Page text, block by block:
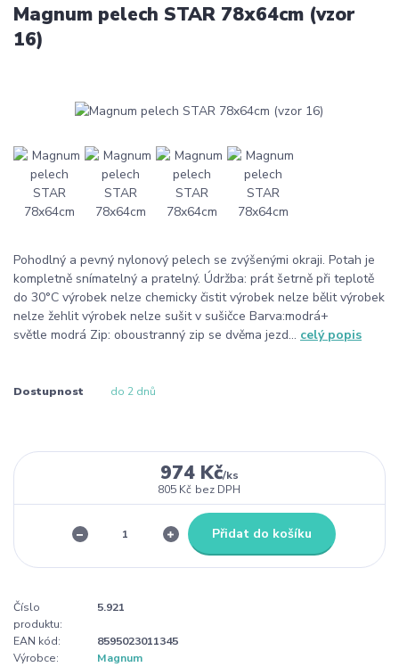
Magnum pelech STAR 78x64cm (vzor
16)
Pohodlný a pevný nylonový pelech se zvýšenými okraji. Potah je
kompletně snímatelný a pratelný. Údržba: prát šetrně při teplotě
do 30°C výrobek nelze chemicky čistit výrobek nelze bělit výrobek
nelze žehlit výrobek nelze sušit v sušičce Barva:modrá+
světle modrá Zip: oboustranný zip se dvěma jezd... celý popis
Dostupnost do 2 dnů
974 Kč/ks
805 Kč bez DPH
Přidat do košíku
Číslo
produktu:
5.921
EAN kód:
8595023011345
Výrobce:
Magnum